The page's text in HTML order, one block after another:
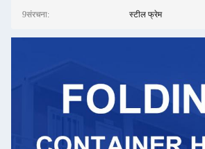
9संरचना: स्टील फ्रेम